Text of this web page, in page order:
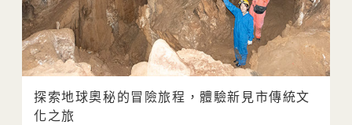
探索地球奧秘的冒險旅程，體驗新見市傳統文
化之旅